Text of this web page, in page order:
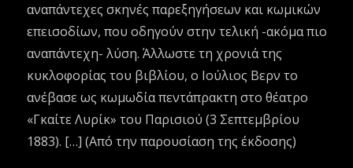
αναπάντεχες σκηνές παρεξηγήσεων και κωμικών
επεισοδίων, που οδηγούν στην τελική -ακόμα πιο
αναπάντεχη- λύση. Άλλωστε τη χρονιά της
κυκλοφορίας του βιβλίου, ο Ιούλιος Βερν το
ανέβασε ως κωμωδία πεντάπρακτη στο θέατρο
«Γκαίτε Λυρίκ» του Παρισιού (3 Σεπτεμβρίου
1883). […] (Από την παρουσίαση της έκδοσης)